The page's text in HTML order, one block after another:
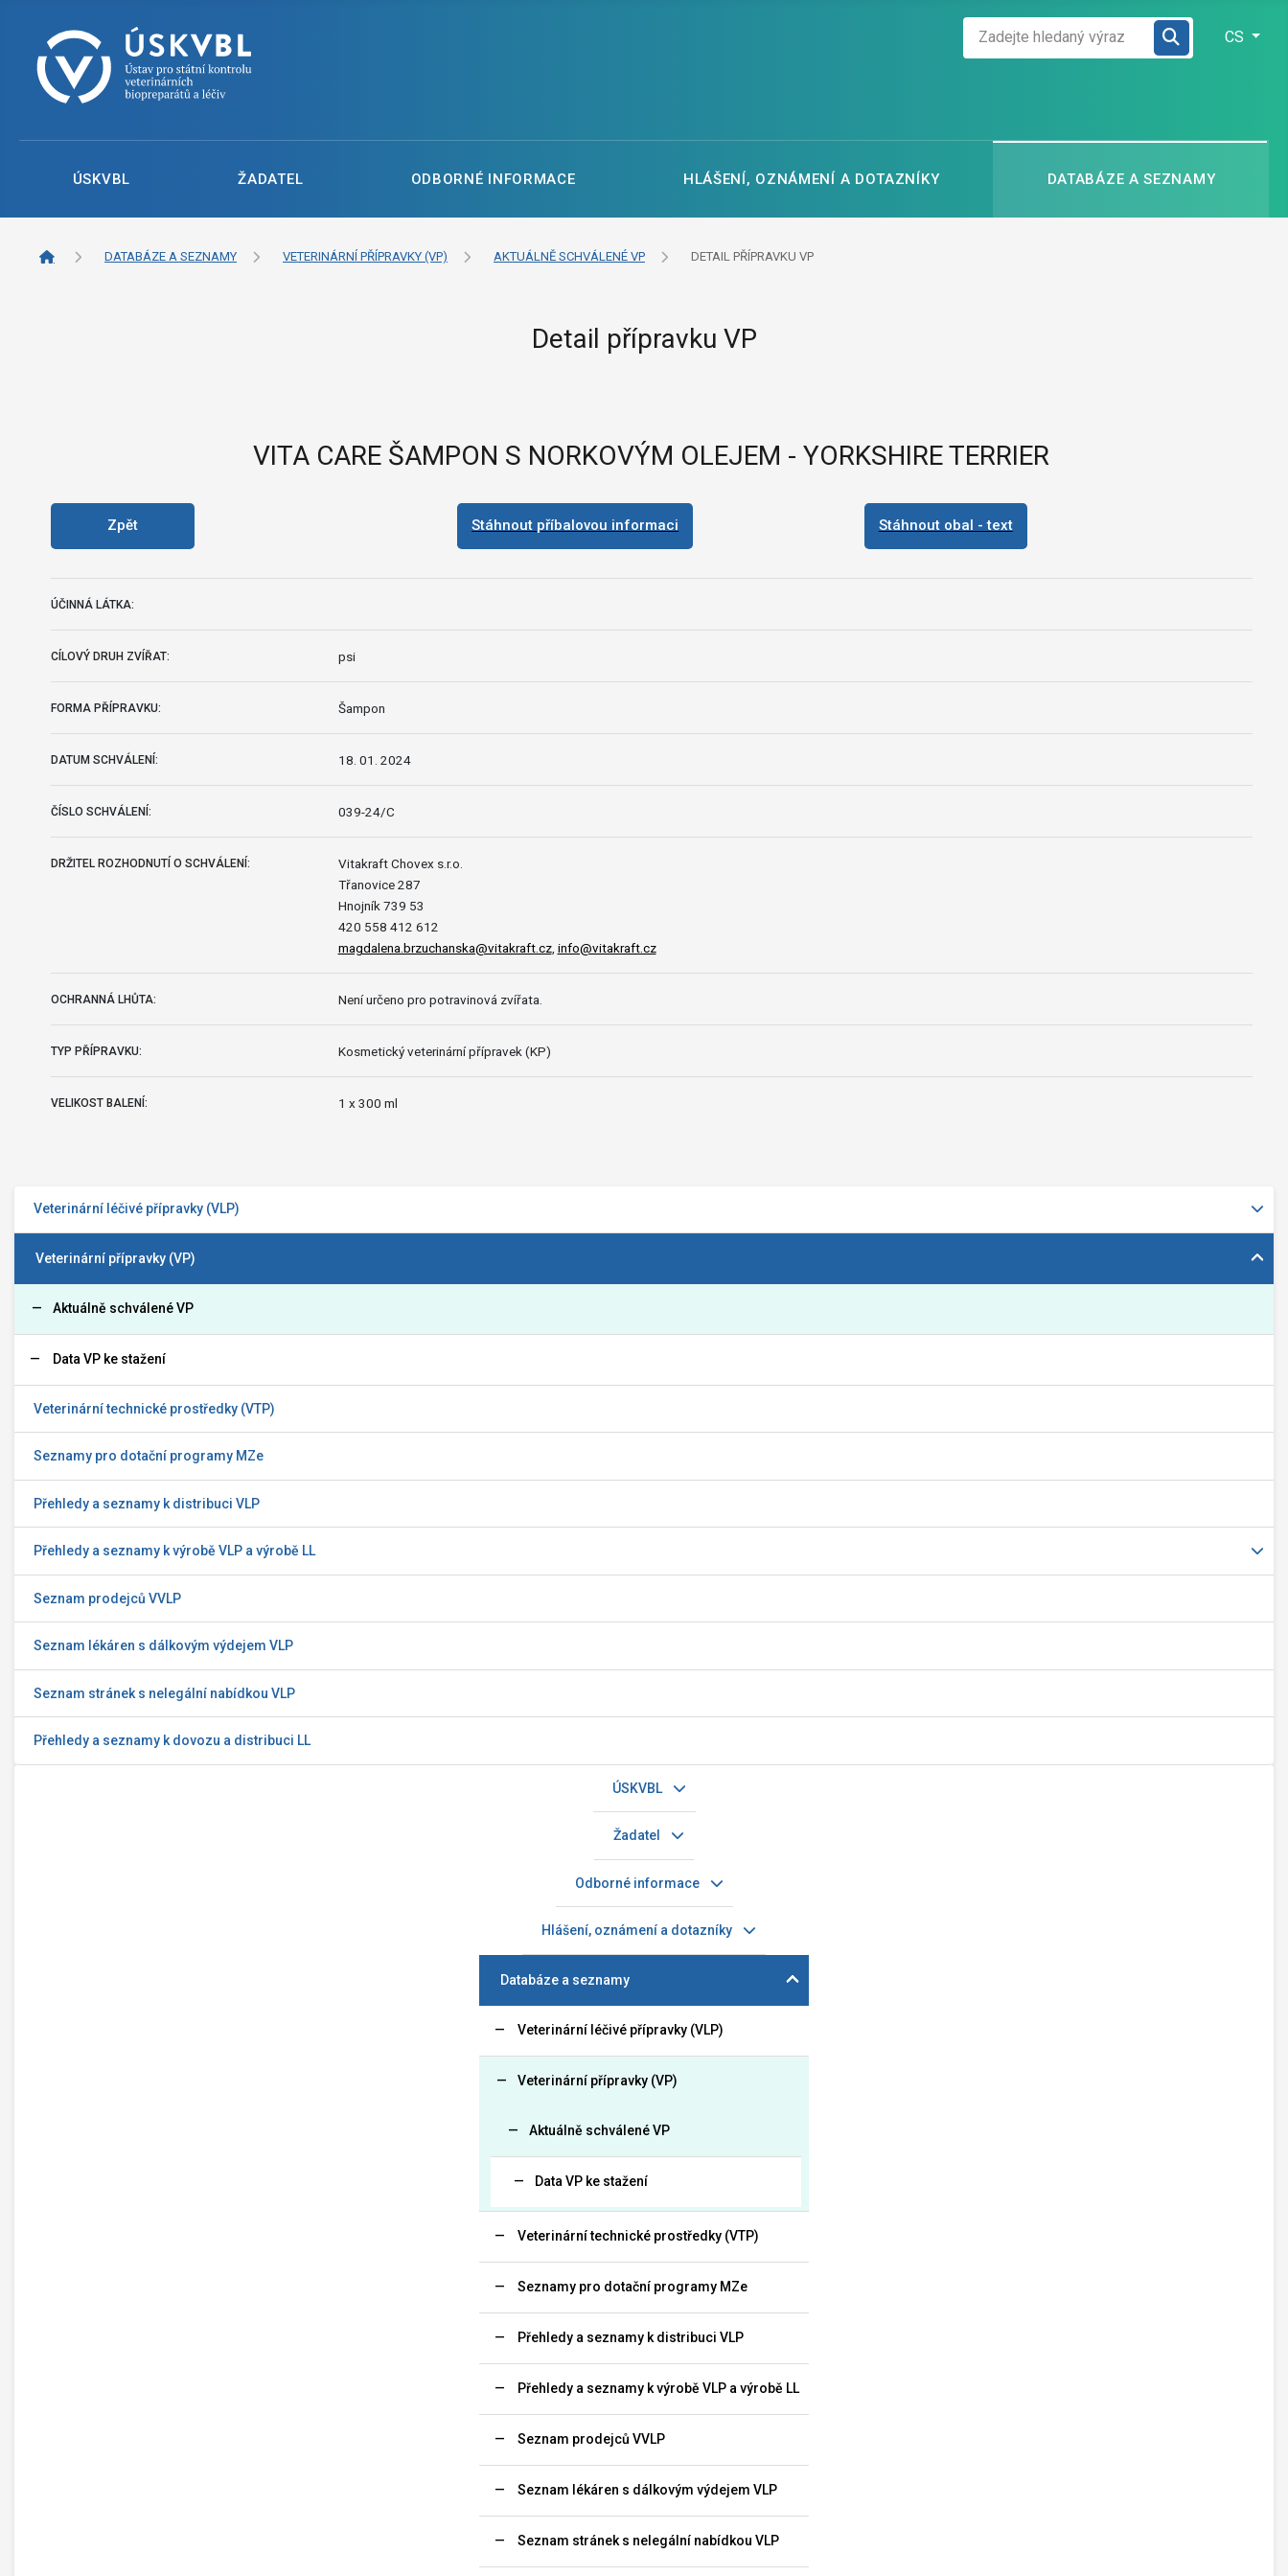
CS
ÚSKVBL ŽADATEL ODBORNÉ INFORMACE HLÁŠENÍ, OZNÁMENÍ A DOTAZNÍKY DATABÁZE A SEZNAMY
DATABÁZE A SEZNAMY VETERINÁRNÍ PŘÍPRAVKY (VP) AKTUÁLNĚ SCHVÁLENÉ VP DETAIL PŘÍPRAVKU VP
Veterinární léčivé přípravky (VLP)
Veterinární přípravky (VP)
Aktuálně schválené VP
Data VP ke stažení
Veterinární technické prostředky (VTP)
Seznamy pro dotační programy MZe
Přehledy a seznamy k distribuci VLP
Přehledy a seznamy k výrobě VLP a výrobě LL
Seznam prodejců VVLP
Seznam lékáren s dálkovým výdejem VLP
Seznam stránek s nelegální nabídkou VLP
Přehledy a seznamy k dovozu a distribuci LL
ÚSKVBL
Žadatel
Odborné informace
Hlášení, oznámení a dotazníky
Databáze a seznamy
Veterinární léčivé přípravky (VLP)
Veterinární přípravky (VP)
Aktuálně schválené VP
Data VP ke stažení
Veterinární technické prostředky (VTP)
Seznamy pro dotační programy MZe
Přehledy a seznamy k distribuci VLP
Přehledy a seznamy k výrobě VLP a výrobě LL
Seznam prodejců VVLP
Seznam lékáren s dálkovým výdejem VLP
Seznam stránek s nelegální nabídkou VLP
Detail přípravku VP
VITA CARE ŠAMPON S NORKOVÝM OLEJEM - YORKSHIRE TERRIER
Zpět Stáhnout příbalovou informaci Stáhnout obal - text
ÚČINNÁ LÁTKA:
CÍLOVÝ DRUH ZVÍŘAT: psi
FORMA PŘÍPRAVKU: Šampon
DATUM SCHVÁLENÍ: 18. 01. 2024
ČÍSLO SCHVÁLENÍ: 039-24/C
DRŽITEL ROZHODNUTÍ O SCHVÁLENÍ:
Vitakraft Chovex s.r.o.
Třanovice 287
Hnojník 739 53
420 558 412 612
magdalena.brzuchanska@vitakraft.cz, info@vitakraft.cz
OCHRANNÁ LHŮTA: Není určeno pro potravinová zvířata.
TYP PŘÍPRAVKU: Kosmetický veterinární přípravek (KP)
VELIKOST BALENÍ: 1 x 300 ml